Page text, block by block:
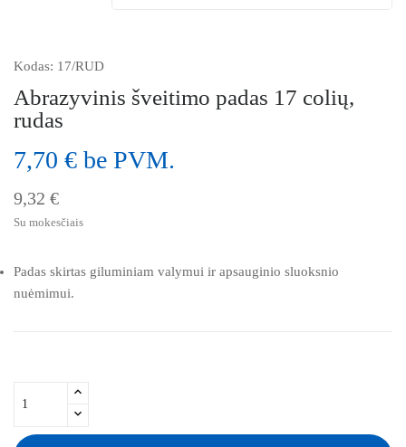
Kodas: 17/RUD
Abrazyvinis šveitimo padas 17 colių,
rudas
7,70 € be PVM.
9,32 €
Su mokesčiais
Padas skirtas giluminiam valymui ir apsauginio sluoksnio
nuėmimui.